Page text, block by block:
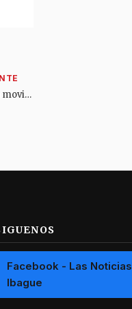
Con más de 80 agentes se garantizará la movilidad durante el Festival Folclórico Colombiano
Facebook - Las Noticias
Ibague